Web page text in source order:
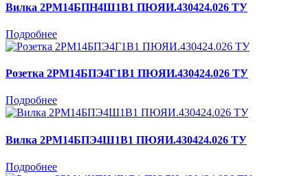
Вилка 2РМ14БПН4Ш1В1 ПЮЯИ.430424.026 ТУ
Подробнее
Розетка 2РМ14БПЭ4Г1В1 ПЮЯИ.430424.026 ТУ
Подробнее
Вилка 2РМ14БПЭ4Ш1В1 ПЮЯИ.430424.026 ТУ
Подробнее